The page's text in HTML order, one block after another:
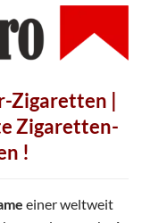
Zigaretten |
Zigaretten-
!
einer weltweit